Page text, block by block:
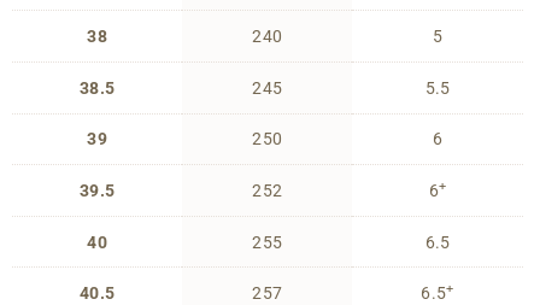
38
38.5
39
39.5
40
40.5
240
245
250
252
255
257
5
5.5
6
6+
6.5
6.5+